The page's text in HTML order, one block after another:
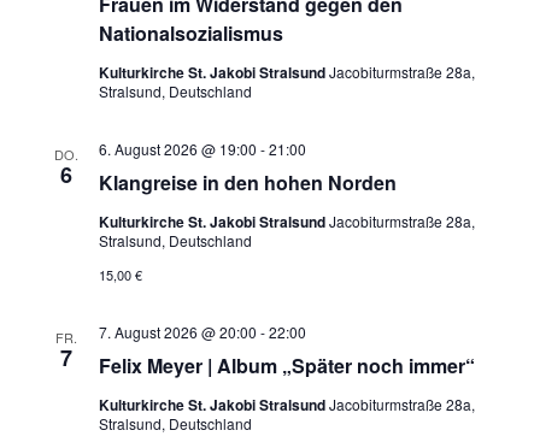
Nationalsozialismus
Kulturkirche St. Jakobi StralsundJacobiturmstraße 28a,
Stralsund, Deutschland
DO.
6 Klangreise in den hohen Norden
6. August 2026 @ 19:00 -21:00
Kulturkirche St. Jakobi StralsundJacobiturmstraße 28a,
Stralsund, Deutschland
15,00 €
FR.
7 Felix Meyer | Album „Später noch immer“
7. August 2026 @ 20:00 -22:00
Kulturkirche St. Jakobi StralsundJacobiturmstraße 28a,
Stralsund, Deutschland